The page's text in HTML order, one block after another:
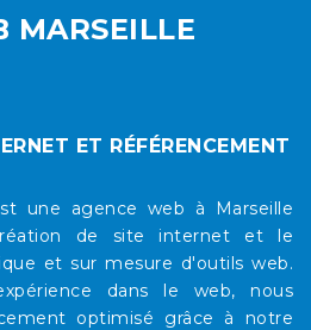
MARSEILLE
ET RÉFÉRENCEMENT
une agence web à Marseille
de site internet et le
et sur mesure d'outils web.
dans le web, nous
optimisé grâce à notre